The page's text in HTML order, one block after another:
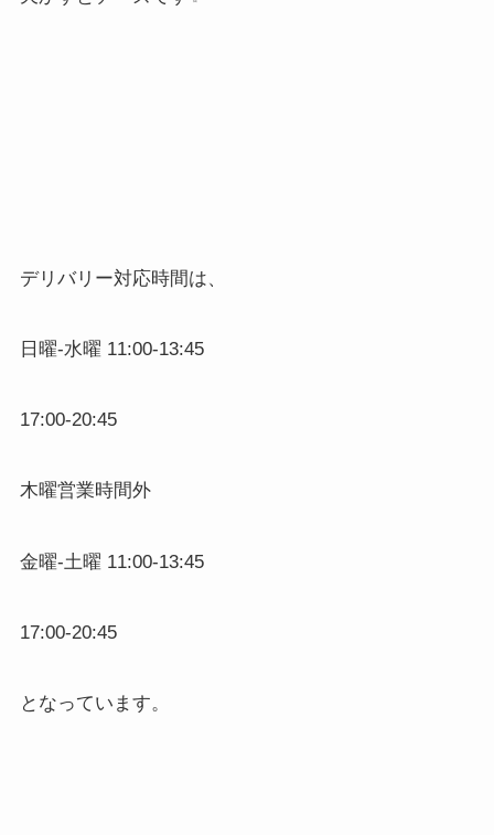
デリバリー対応時間は、
日曜-水曜 11:00-13:45
17:00-20:45
木曜営業時間外
金曜-土曜 11:00-13:45
17:00-20:45
となっています。